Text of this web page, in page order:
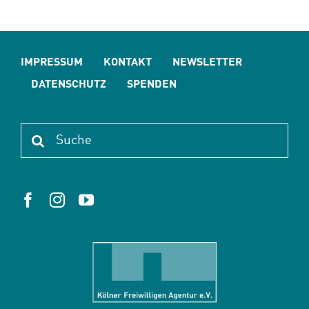
IMPRESSUM KONTAKT
NEWSLETTER
DATENSCHUTZ
SPENDEN
Suche